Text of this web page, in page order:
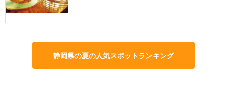
静岡県の夏の人気スポットランキング